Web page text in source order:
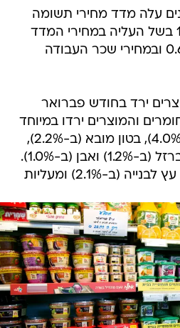
עלה מדד מחירי תשומה
בבנייה למגורים ב-1.0% בשל העליה במחירי המדד
ללא שכר עבודה ב-0.6% ובמחירי שכר העבודה
ירד בחודש פברואר
מבין החומרים והמוצרים ירדו במיוחד
מחירי ברזל לבנייה (ב-4.0%), בטון מובא (ב-2.2%),
טיט (ב-1.9%), רשתות ברזל (ב-1.2%) ואבן (ב-1.0%).
לעומת זאת, עלו מחירי עץ לבנייה (ב-2.1%) ומעליות